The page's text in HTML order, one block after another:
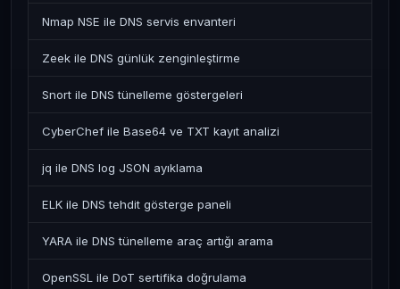
Nmap NSE ile DNS servis envanteri
Zeek ile DNS günlük zenginleştirme
Snort ile DNS tünelleme göstergeleri
CyberChef ile Base64 ve TXT kayıt analizi
jq ile DNS log JSON ayıklama
ELK ile DNS tehdit gösterge paneli
YARA ile DNS tünelleme araç artığı arama
OpenSSL ile DoT sertifika doğrulama